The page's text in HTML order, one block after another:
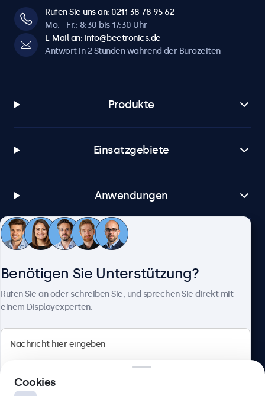
Rufen Sie uns an: 0211 38 78 95 62
Mo. - Fr.: 8:30 bis 17:30 Uhr
E-Mail an: info@beetronics.de
Antwort in 2 Stunden während der Bürozeiten
Produkte
Einsatzgebiete
Anwendungen
Kundenservice
Berliner Allee 59, 40212 Düsseldorf, Deutschland
Benötigen Sie Unterstützung?
Rufen Sie an oder schreiben Sie, und sprechen Sie direkt mit
einem Displayexperten.
Cookies